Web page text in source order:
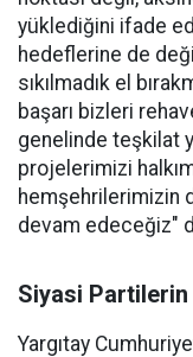
yüklediğini ifade
hedeflerine de
sıkılmadık el
başarı bizleri
genelinde teşkilat
projelerimizi
hemşehrilerimizin
devam edeceğiz"
Siyasi Partilerin
Yargıtay